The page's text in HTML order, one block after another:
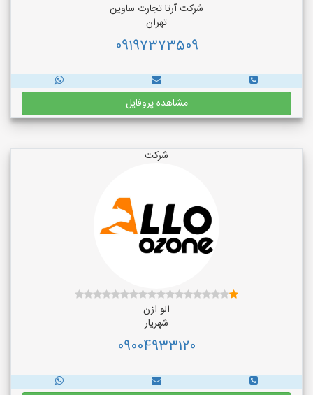
شرکت آرتا تجارت ساوین
تهران
09197373509
مشاهده پروفایل
شرکت
الو ازن
شهریار
09004933120